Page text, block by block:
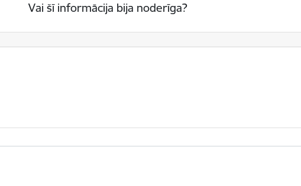
Vai šī informācija bija noderīga?